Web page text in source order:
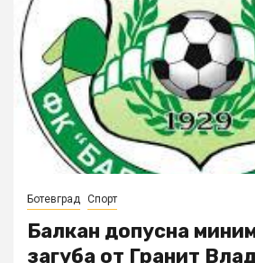
Ботевград Спорт
Балкан допусна
загуба от Гранит